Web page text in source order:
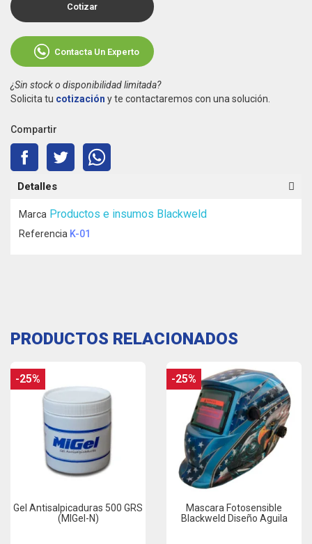
Cotizar
Contacta Un Experto
¿Sin stock o disponibilidad limitada?
Solicita tu cotización y te contactaremos con una solución.
Compartir
PRODUCTOS RELACIONADOS
Gel Antisalpicaduras 500 GRS
(MIGel-N)
-25%
Mascara Fotosensible
Blackweld Diseño Aguila
-25%
Detalles
Marca Productos e insumos Blackweld
Referencia K-01